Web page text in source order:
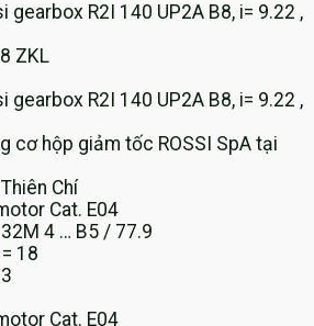
gearbox R2I 140 UP2A B8, i= 9.22 ,
ZKL
gearbox R2I 140 UP2A B8, i= 9.22 ,
cơ hộp giảm tốc ROSSI SpA tại
Chí
Cat. E04
4 … B5 / 77.9
18
Cat. E04